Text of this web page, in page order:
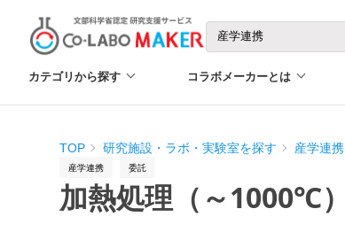
カテゴリから探す コラボメーカーとは
TOP 研究施設・ラボ・実験室を探す 産学連携
産学連携 委託
加熱処理（～1000℃）